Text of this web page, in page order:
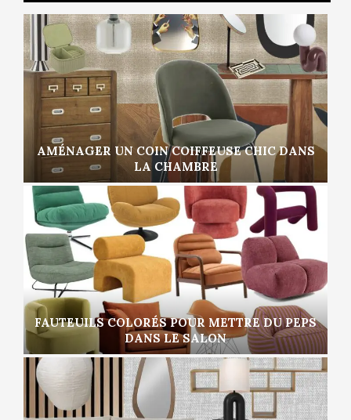
AMÉNAGER UN COIN COIFFEUSE CHIC DANS
LA CHAMBRE
FAUTEUILS COLORÉS POUR METTRE DU PEPS
DANS LE SALON